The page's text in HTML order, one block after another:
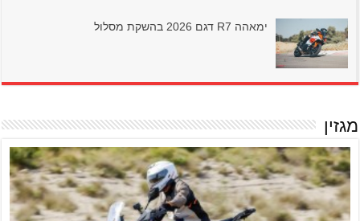
ימאהה R7 דגם 2026 בהשקת מסלול
מגזין